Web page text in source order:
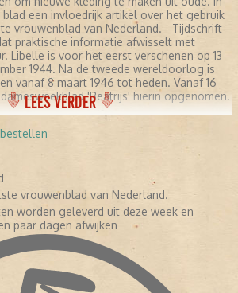
een invloedrijk artikel over het gebruik
vrouwenblad van Nederland. - Tijdschrift
praktische informatie afwisselt met
Libelle is voor het eerst verschenen op 13
1944. Na de tweede wereldoorlog is
vanaf 8 maart 1946 tot heden. Vanaf 16
'Beatrijs' hierin opgenomen.
LEES VERDER
vrouwenblad van Nederland.
worden geleverd uit deze week en
paar dagen afwijken